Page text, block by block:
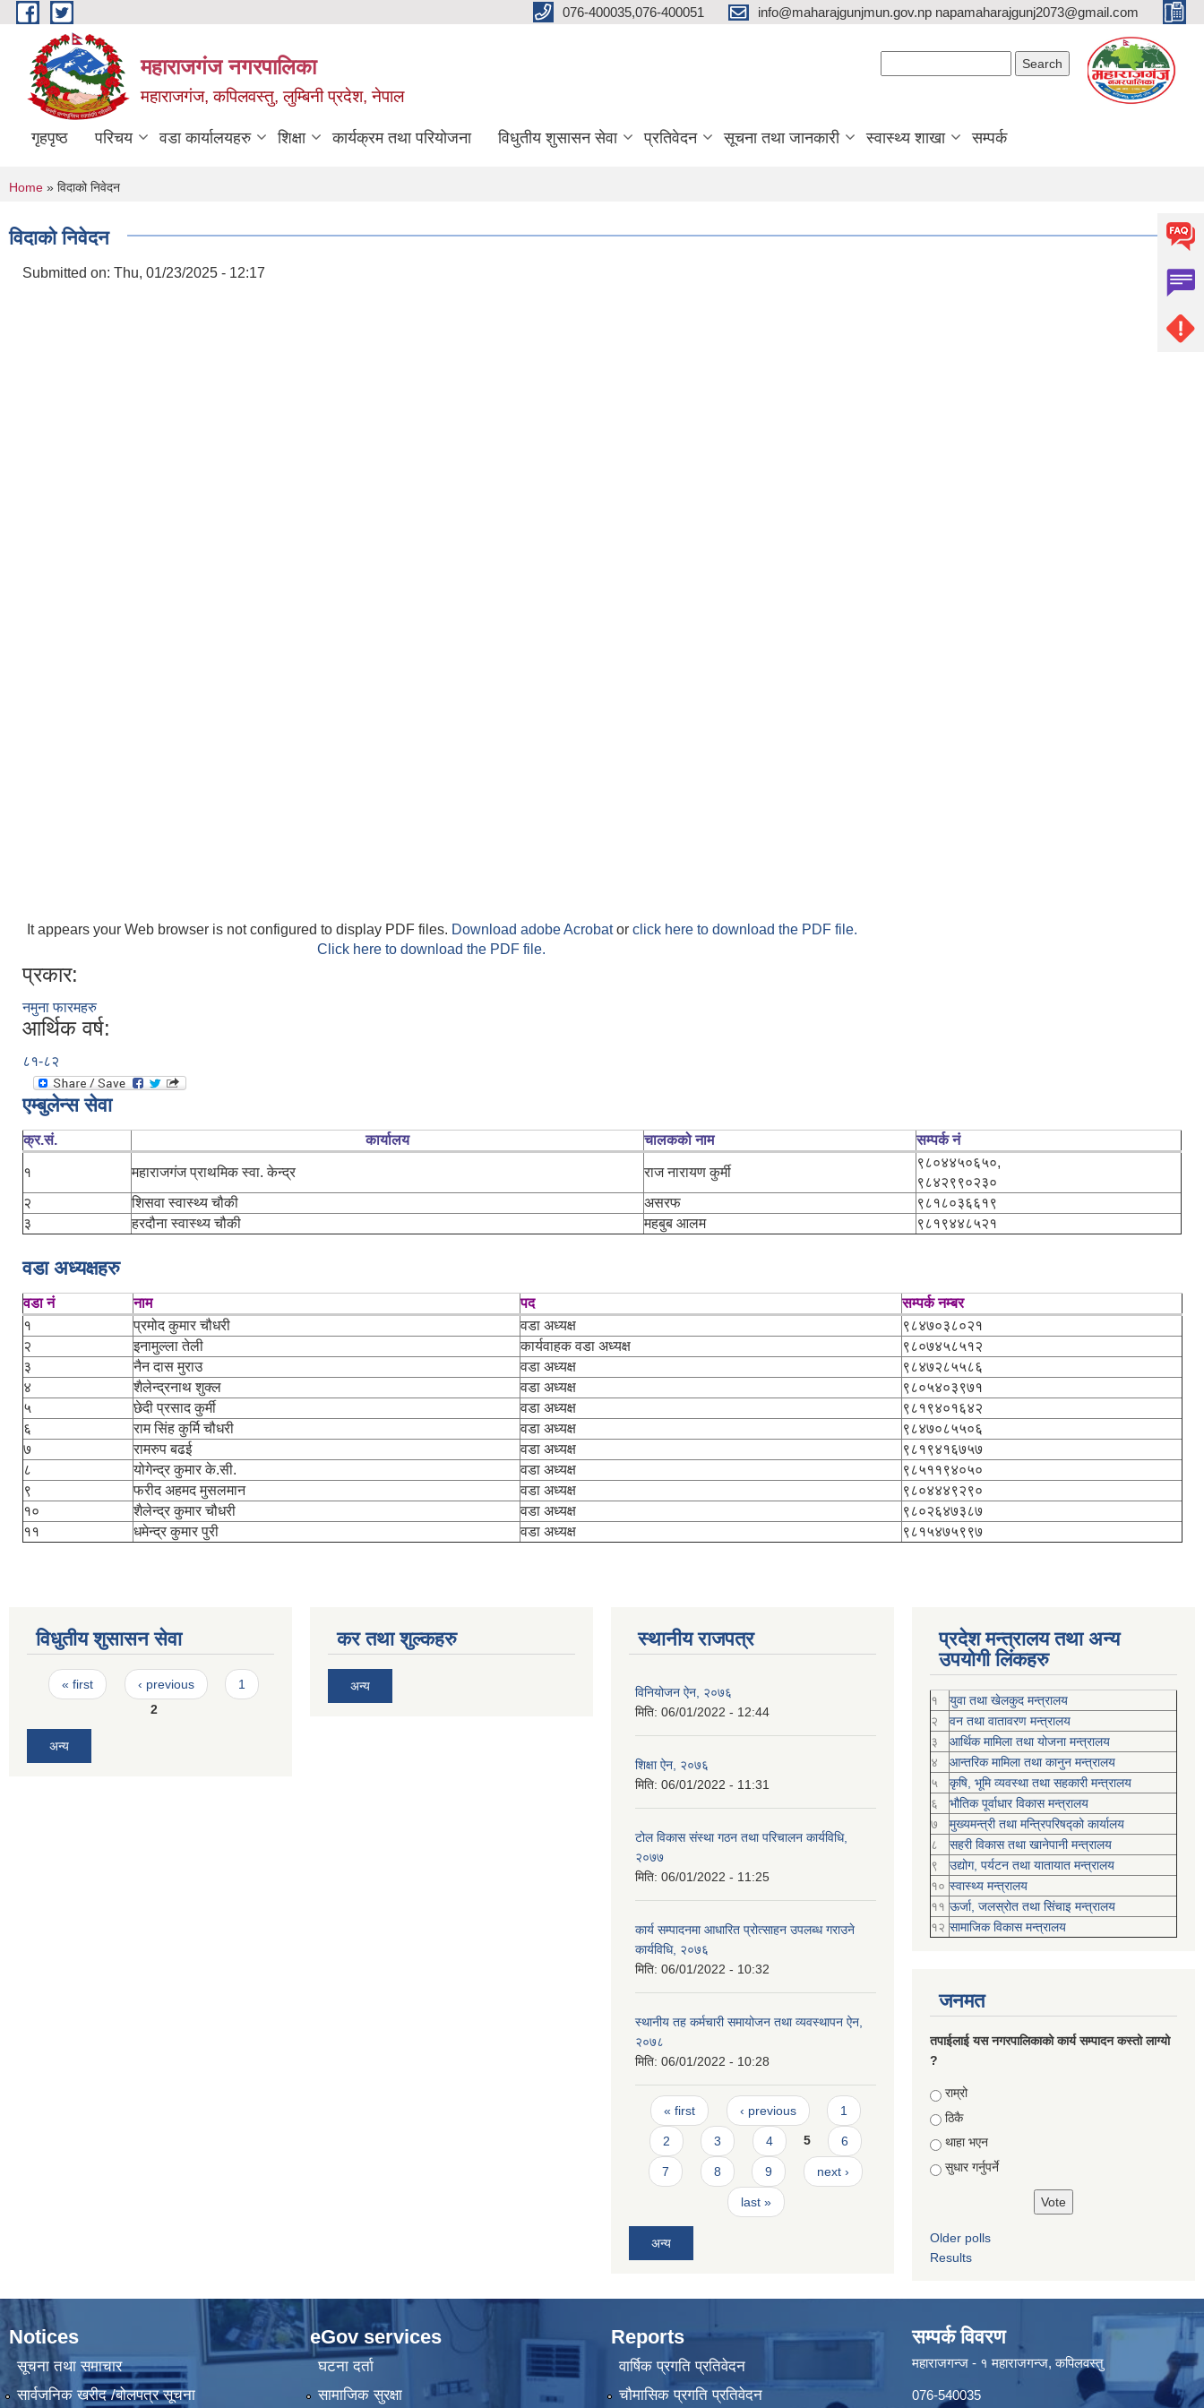
Skip to main content 076-400035,076-400051 info@maharajgunjmun.gov.np napamaharajgunj2073@gmail.com
महाराजगंज नगरपालिका
महाराजगंज, कपिलवस्तु, लुम्बिनी प्रदेश, नेपाल
गृहपृष्ठ परिचय वडा कार्यालयहरु शिक्षा कार्यक्रम तथा परियोजना विधुतीय शुसासन सेवा प्रतिवेदन सूचना तथा जानकारी स्वास्थ्य शाखा सम्पर्क
You are here
Home » विदाको निवेदन
विदाको निवेदन
Submitted on: Thu, 01/23/2025 - 12:17
It appears your Web browser is not configured to display PDF files. Download adobe Acrobator click here to download the PDF file.
Click here to download the PDF file.
प्रकार:
नमुना फारमहरु
आर्थिक वर्ष:
८१-८२
एम्बुलेन्स सेवा
क्र.सं. कार्यालय चालकको नाम सम्पर्क नं
१ महाराजगंज प्राथमिक स्वा. केन्द्र राज नारायण कुर्मी
९८०४४५०६५०,
९८४२९९०२३०
२
शिसवा स्वास्थ्य चौकी असरफ
९८१८०३६६१९
३
हरदौना स्वास्थ्य चौकी महबुब आलम ९८१९४४८५२१
वडा अध्यक्षहरु
वडा नं नाम पद
सम्पर्क नम्बर
१
प्रमोद कुमार चौधरी वडा अध्यक्ष
९८४७०३८०२१
२
इनामुल्ला तेली कार्यवाहक वडा अध्यक्ष
९८०७४५८५१२
३
नैन दास मुराउ वडा अध्यक्ष
९८४७२८५५८६
४
शैलेन्द्रनाथ शुक्ल वडा अध्यक्ष
९८०५४०३९७१
५
छेदी प्रसाद कुर्मी वडा अध्यक्ष
९८१९४०१६४२
६
राम सिंह कुर्मि चौधरी वडा अध्यक्ष
९८४७०८५५०६
७
रामरुप बढई वडा अध्यक्ष
९८१९४१६७५७
८
योगेन्द्र कुमार के.सी. वडा अध्यक्ष
९८५११९४०५०
९
फरीद अहमद मुसलमान वडा अध्यक्ष
९८०४४४९२९०
१०
शैलेन्द्र कुमार चौधरी वडा अध्यक्ष
९८०२६४७३८७
११
धमेन्द्र कुमार पुरी वडा अध्यक्ष ९८१५४७५९९७
विधुतीय शुसासन सेवा
Pages
« first ‹ previous
1
2
अन्य
कर तथा शुल्कहरु
अन्य
स्थानीय राजपत्र
विनियोजन ऐन, २०७६
मिति: 06/01/2022 - 12:44
शिक्षा ऐन, २०७६
मिति: 06/01/2022 - 11:31
टोल विकास संस्था गठन तथा परिचालन कार्यविधि,
२०७७
मिति: 06/01/2022 - 11:25
कार्य सम्पादनमा आधारित प्रोत्साहन उपलब्ध गराउने
कार्यविधि, २०७६
मिति: 06/01/2022 - 10:32
स्थानीय तह कर्मचारी समायोजन तथा व्यवस्थापन ऐन,
२०७८
मिति: 06/01/2022 - 10:28
Pages
« first ‹ previous 1
2 3 4 5 6
7 8 9 next ›
last »
अन्य
प्रदेश मन्त्रालय तथा अन्य
उपयोगी लिंकहरु
१
युवा तथा खेलकुद मन्त्रालय
२
वन तथा वातावरण मन्त्रालय
३
आर्थिक मामिला तथा योजना मन्त्रालय
४
आन्तरिक मामिला तथा कानुन मन्त्रालय
५
कृषि, भूमि व्यवस्था तथा सहकारी मन्त्रालय
६
भौतिक पूर्वाधार विकास मन्त्रालय
७
मुख्यमन्त्री तथा मन्त्रिपरिषद्को कार्यालय
८
सहरी विकास तथा खानेपानी मन्त्रालय
९
उद्योग, पर्यटन तथा यातायात मन्त्रालय
१० स्वास्थ्य मन्त्रालय
११ ऊर्जा, जलस्रोत तथा सिंचाइ मन्त्रालय
१२ सामाजिक विकास मन्‍‍त्रालय
जनमत
तपाईलाई यस नगरपालिकाको कार्य सम्पादन कस्तो लाग्यो
?
Choices
राम्रो
ठिकै
थाहा भएन
सुधार गर्नुपर्ने
Older polls
Results
Notices
सूचना तथा समाचार
सार्वजनिक खरीद /बोलपत्र सूचना
eGov services
घटना दर्ता
सामाजिक सुरक्षा
Reports
वार्षिक प्रगति प्रतिवेदन
चौमासिक प्रगति प्रतिवेदन
सम्पर्क विवरण
महाराजगन्ज - १ महाराजगन्ज, कपिलवस्तु
076-540035